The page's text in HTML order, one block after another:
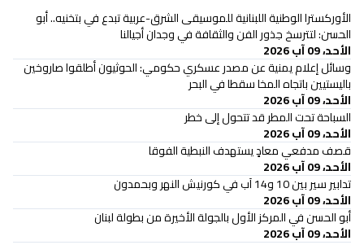
الأوركسترا الوطنية اللبنانية للموسيقى الشرق-عربية تبدع في بتخنيه.. أبو
الحسن: لتترسخ جذور الفن والثقافة في وجدان أجيالنا
الأحد، 09 آب 2026
وسائل إعلام يمنية عن مصدر عسكري حكومي: الحوثيون أطلقوا صاروخين
باليستيين باتجاه المخا سقطا في البحر
الأحد، 09 آب 2026
السباحة تحت المطر قد تتحول إلى خطر
الأحد، 09 آب 2026
قصف مدفعي معادٍ يستهدف النبطية الفوقا
الأحد، 09 آب 2026
تدابير سير بين 10 و14 آب في كورنيش النهر وبحمدون
الأحد، 09 آب 2026
أبو الحسن في المركز الأول بالجولة الأخيرة من بطولة لبنان
الأحد، 09 آب 2026